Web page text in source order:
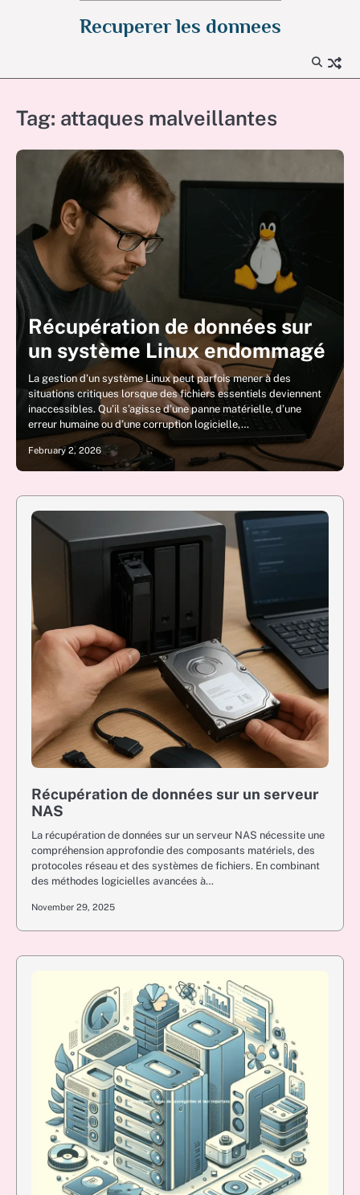
Recuperer les donnees
Tag: attaques malveillantes
Récupération de données sur
un système Linux endommagé
La gestion d’un système Linux peut parfois mener à des
situations critiques lorsque des fichiers essentiels deviennent
inaccessibles. Qu’il s’agisse d’une panne matérielle, d’une
erreur humaine ou d’une corruption logicielle,…
February 2, 2026
Récupération de données sur un serveur
NAS
La récupération de données sur un serveur NAS nécessite une
compréhension approfondie des composants matériels, des
protocoles réseau et des systèmes de fichiers. En combinant
des méthodes logicielles avancées à…
November 29, 2025